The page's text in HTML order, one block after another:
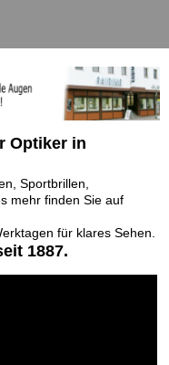
Optiker in
Sportbrillen,
mehr finden Sie auf
für klares Sehen.
1887.